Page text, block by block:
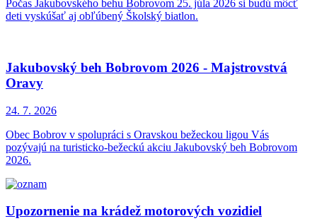
Počas Jakubovského behu Bobrovom 25. júla 2026 si budú môcť
deti vyskúšať aj obľúbený Školský biatlon.
Jakubovský beh Bobrovom 2026 - Majstrovstvá
Oravy
24. 7. 2026
Obec Bobrov v spolupráci s Oravskou bežeckou ligou Vás
pozývajú na turisticko-bežeckú akciu Jakubovský beh Bobrovom
2026.
Upozornenie na krádež motorových vozidiel